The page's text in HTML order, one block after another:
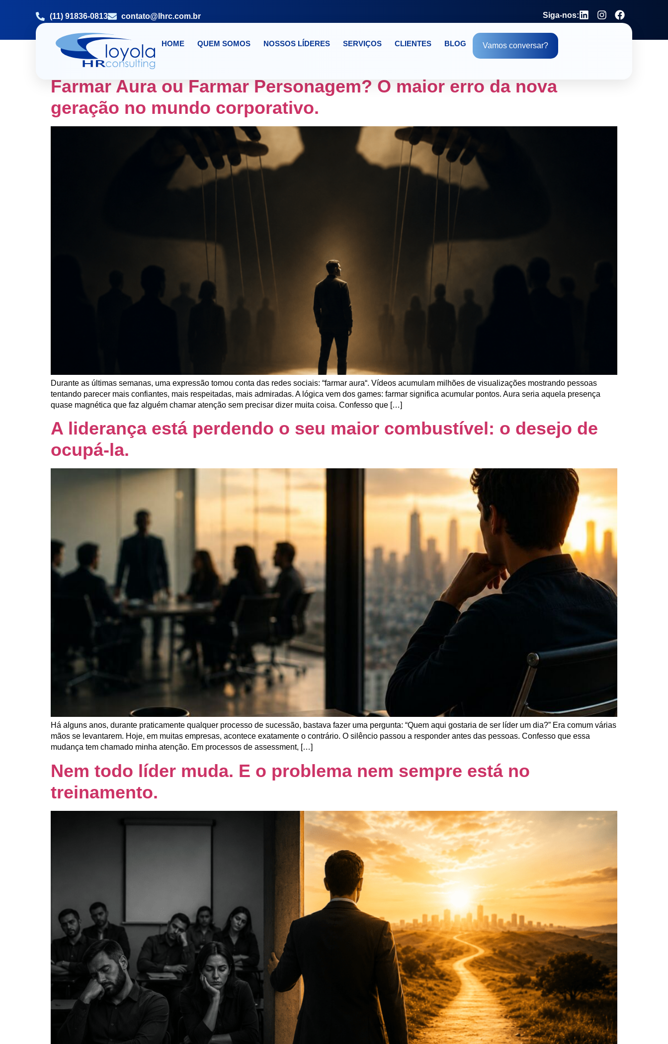
(11) 91836-0813 contato@lhrc.com.br Siga-nos:
HOME QUEM SOMOS NOSSOS LÍDERES SERVIÇOS CLIENTES BLOG Vamos conversar?
TAG:LHRC MELHOR EMPRESA DE RH SAO PAULO
Farmar Aura ou Farmar Personagem? O maior erro da nova
geração no mundo corporativo.
Durante as últimas semanas, uma expressão tomou conta das redes sociais: “farmar aura“. Vídeos acumulam milhões de visualizações mostrando pessoas
tentando parecer mais confiantes, mais respeitadas, mais admiradas. A lógica vem dos games: farmar significa acumular pontos. Aura seria aquela presença
quase magnética que faz alguém chamar atenção sem precisar dizer muita coisa. Confesso que […]
A liderança está perdendo o seu maior combustível: o desejo de
ocupá-la.
Há alguns anos, durante praticamente qualquer processo de sucessão, bastava fazer uma pergunta: “Quem aqui gostaria de ser líder um dia?” Era comum várias
mãos se levantarem. Hoje, em muitas empresas, acontece exatamente o contrário. O silêncio passou a responder antes das pessoas. Confesso que essa
mudança tem chamado minha atenção. Em processos de assessment, […]
Nem todo líder muda. E o problema nem sempre está no
treinamento.